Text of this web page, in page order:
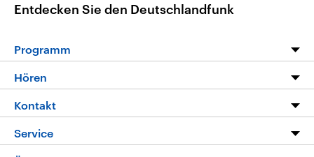
Entdecken Sie den Deutschlandfunk
Programm
Programm
Die Nachrichten
Nachrichtenleicht
Hören
Livestream
Podcasts
Kontakt
Hörerservice
Service